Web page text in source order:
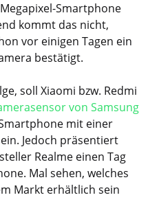
Smartphone
kommt das nicht,
vor einigen Tagen ein
bestätigt.
soll Xiaomi bzw. Redmi
von Samsung
mit einer
Jedoch präsentiert
Realme einen Tag
Mal sehen, welches
Markt erhältlich sein